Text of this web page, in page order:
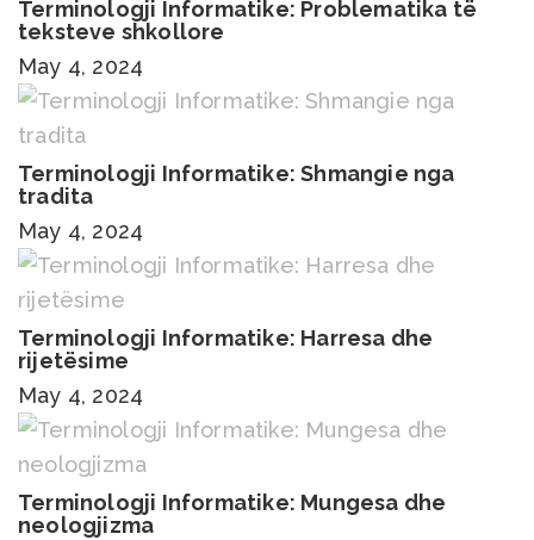
Terminologji Informatike: Problematika të
teksteve shkollore
May 4, 2024
Terminologji Informatike: Shmangie nga
tradita
May 4, 2024
Terminologji Informatike: Harresa dhe
rijetësime
May 4, 2024
Terminologji Informatike: Mungesa dhe
neologjizma